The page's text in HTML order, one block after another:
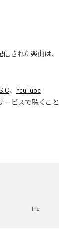
された楽曲は、
、 YouTube
ービスで聴くこと
1na